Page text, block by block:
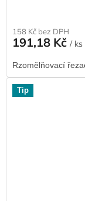
158 Kč bez DPH
191,18 Kč / ks
Rzomělňovací
Tip